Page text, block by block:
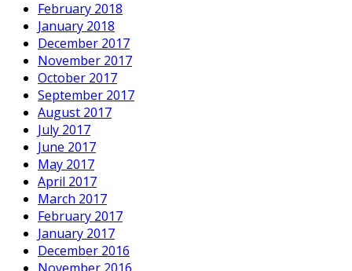
February 2018
January 2018
December 2017
November 2017
October 2017
September 2017
August 2017
July 2017
June 2017
May 2017
April 2017
March 2017
February 2017
January 2017
December 2016